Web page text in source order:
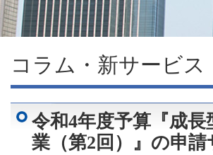
コラム・新サービス
令和4年度予算『成
業（第2回）』の申